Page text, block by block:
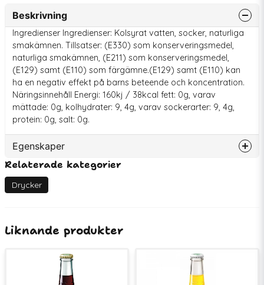
Beskrivning
Ingredienser Ingredienser: Kolsyrat vatten, socker, naturliga
smakämnen. Tillsatser: (E330) som konserveringsmedel,
naturliga smakämnen, (E211) som konserveringsmedel,
(E129) samt (E110) som färgämne.(E129) samt (E110) kan
ha en negativ effekt på barns beteende och koncentration.
Näringsinnehåll Energi: 160kj / 38kcal fett: 0g, varav
mättade: 0g, kolhydrater: 9, 4g, varav sockerarter: 9, 4g,
protein: 0g, salt: 0g.
Egenskaper
Artikelnummer
EAN
Relaterade kategorier
Drycker
Liknande produkter